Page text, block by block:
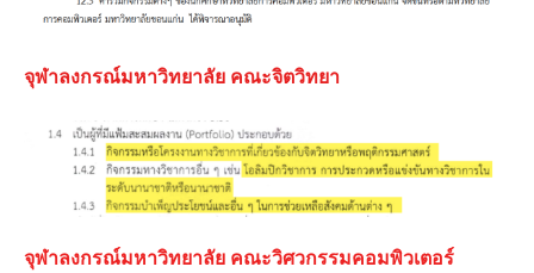
จุฬาลงกรณ์มหาวิทยาลัย คณะจิตวิทยา
จุฬาลงกรณ์มหาวิทยาลัย คณะวิศวกรรมคอมพิวเตอร์